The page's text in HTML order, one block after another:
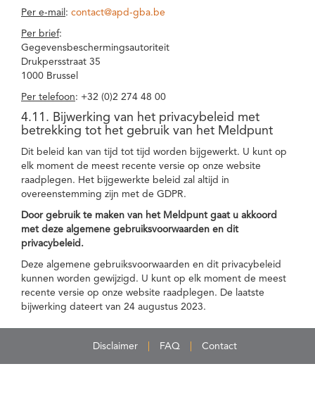
Per e-mail : contact@apd-gba.be
Per brief:
Gegevensbeschermingsautoriteit
Drukpersstraat 35
1000 Brussel
Per telefoon: +32 (0)2 274 48 00
4.11. Bijwerking van het privacybeleid met
betrekking tot het gebruik van het Meldpunt
Dit beleid kan van tijd tot tijd worden bijgewerkt. U kunt op
elk moment de meest recente versie op onze website
raadplegen. Het bijgewerkte beleid zal altijd in
overeenstemming zijn met de GDPR.
Door gebruik te maken van het Meldpunt gaat u akkoord
met deze algemene gebruiksvoorwaarden en dit
privacybeleid.
Deze algemene gebruiksvoorwaarden en dit privacybeleid
kunnen worden gewijzigd. U kunt op elk moment de meest
recente versie op onze website raadplegen. De laatste
bijwerking dateert van 24 augustus 2023.
Disclaimer FAQ Contact